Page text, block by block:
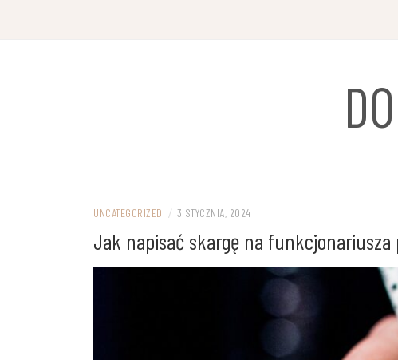
UNCATEGORIZED / 3 STYCZNIA, 2024
Jak napisać skargę na funkcjonariusza